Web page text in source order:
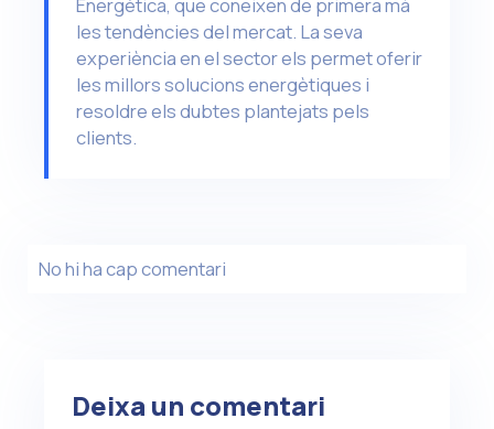
les tendències del mercat. La seva
experiència en el sector els permet oferir
les millors solucions energètiques i
resoldre els dubtes plantejats pels
clients.
No hi ha cap comentari
Deixa un comentari